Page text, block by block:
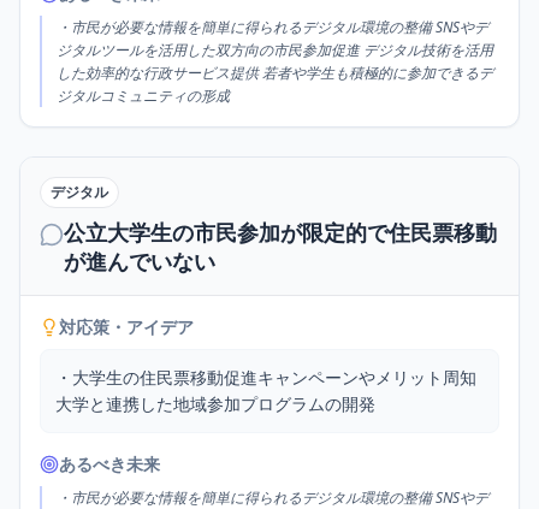
・市民が必要な情報を簡単に得られるデジタル環境の整備 SNSやデ
ジタルツールを活用した双方向の市民参加促進 デジタル技術を活用
した効率的な行政サービス提供 若者や学生も積極的に参加できるデ
ジタルコミュニティの形成
デジタル
公立大学生の市民参加が限定的で住民票移動
が進んでいない
対応策・アイデア
・大学生の住民票移動促進キャンペーンやメリット周知
大学と連携した地域参加プログラムの開発
あるべき未来
・市民が必要な情報を簡単に得られるデジタル環境の整備 SNSやデ